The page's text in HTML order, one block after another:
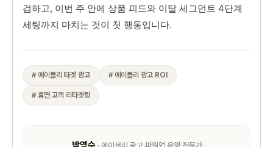
검하고, 이번 주 안에 상품 피드와 이탈 세그먼트 4단계
세팅까지 마치는 것이 첫 행동입니다.
# 에이블리 타겟 광고 # 에이블리 광고 ROI
# 휴면 고객 리타겟팅